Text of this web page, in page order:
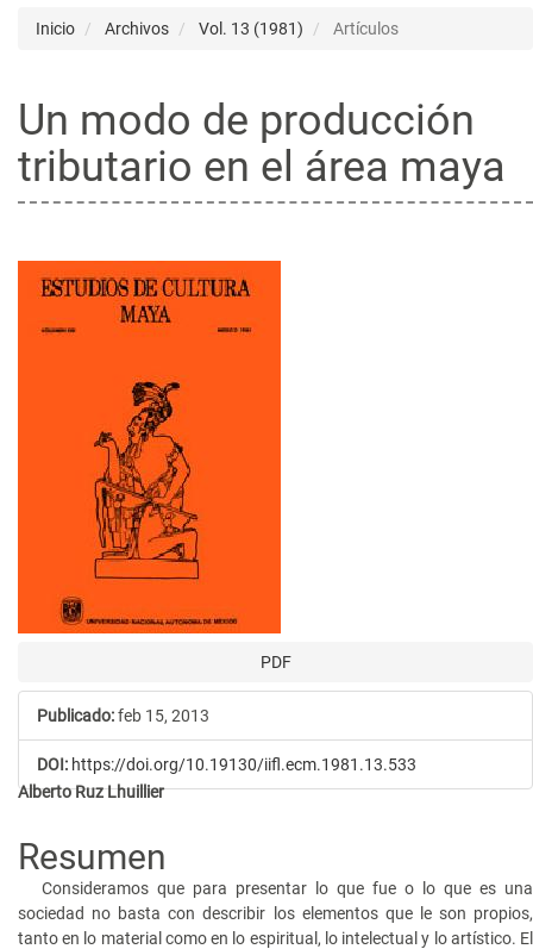
Inicio Archivos Vol. 13 (1981) Artículos
Un modo de producción
tributario en el área maya
Barra
lateral
artículo
PDF
Publicado:feb 15, 2013
DOI: https://doi.org/10.19130/iifl.ecm.1981.13.533
Contenido
principal
del
artículo
Alberto Ruz Lhuillier
Resumen
Consideramos que para presentar lo que fue o lo que es una
sociedad no basta con describir los elementos que le son propios,
tanto en lo material como en lo espiritual, lo intelectual y lo artístico. El